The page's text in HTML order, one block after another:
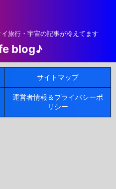
旅行・宇宙の記事が冷えてます
blog♪
サイトマップ
運営者情報＆プライバシーポ
リシー